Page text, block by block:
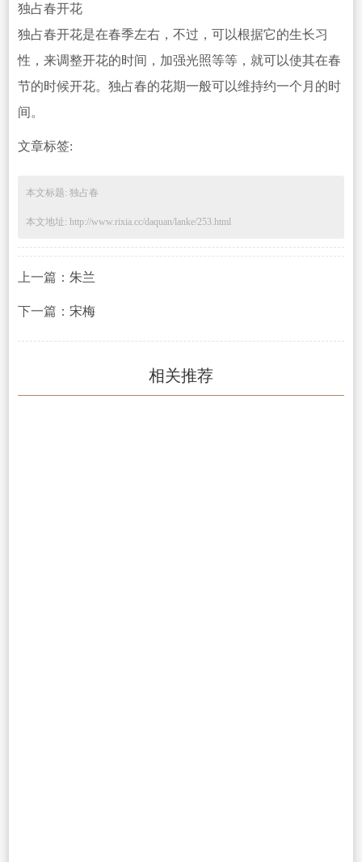
独占春开花
独占春开花是在春季左右，不过，可以根据它的生长习
性，来调整开花的时间，加强光照等等，就可以使其在春
节的时候开花。独占春的花期一般可以维持约一个月的时
间。
文章标签:
本文标题: 独占春
本文地址: http://www.rixia.cc/daquan/lanke/253.html
上一篇： 朱兰
下一篇： 宋梅
相关推荐